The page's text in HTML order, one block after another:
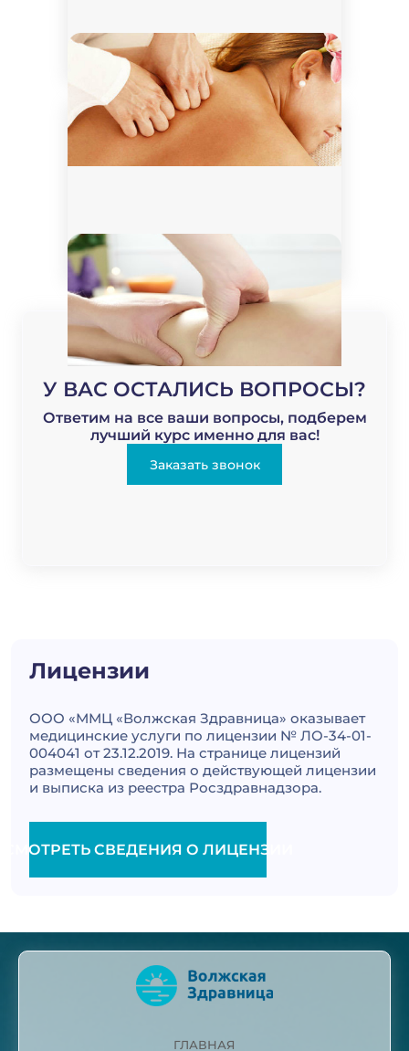
Массаж спины
Антицеллюлитный массаж
У ВАС ОСТАЛИСЬ ВОПРОСЫ?
Ответим на все ваши вопросы, подберем
лучший курс именно для вас!
Заказать звонок
Лицензии
ООО «ММЦ «Волжская Здравница» оказывает
медицинские услуги по лицензии № ЛО-34-01-
004041 от 23.12.2019. На странице лицензий
размещены сведения о действующей лицензии
и выписка из реестра Росздравнадзора.
СМОТРЕТЬ СВЕДЕНИЯ О ЛИЦЕНЗИИ
ГЛАВНАЯ